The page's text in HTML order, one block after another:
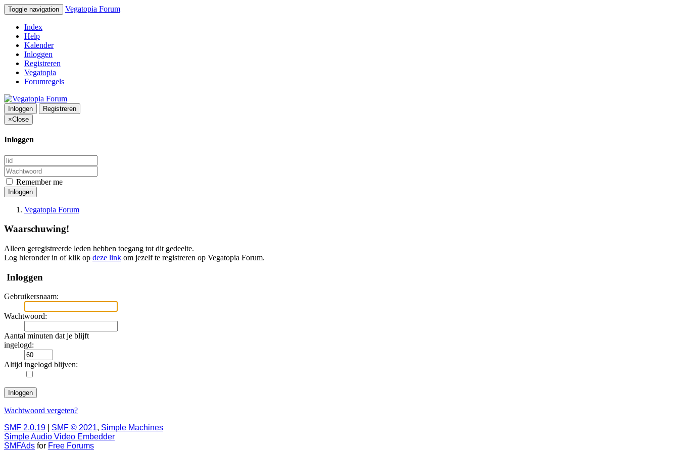
Toggle navigation Vegatopia Forum
Index
Help
Kalender
Inloggen
Registreren
Vegatopia
Forumregels
Inloggen
Registreren
×Close
Inloggen
Remember me
Inloggen
Vegatopia Forum
Waarschuwing!
Alleen geregistreerde leden hebben toegang tot dit gedeelte.
Log hieronder in of klik op deze link om jezelf te registreren op Vegatopia Forum.
Inloggen
Gebruikersnaam:
Wachtwoord:
Aantal minuten dat je blijft
ingelogd:
Altijd ingelogd blijven:
Wachtwoord vergeten?
SMF 2.0.19
SMF © 2021, Simple Machines
Simple Audio Video Embedder
SMFAds for Free Forums